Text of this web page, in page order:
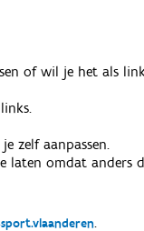
of wil je het als
zelf aanpassen.
laten omdat anders
.